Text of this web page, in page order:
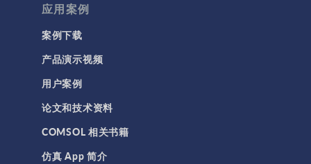
应用案例
案例下载
产品演示视频
用户案例
论文和技术资料
COMSOL 相关书籍
仿真 App 简介